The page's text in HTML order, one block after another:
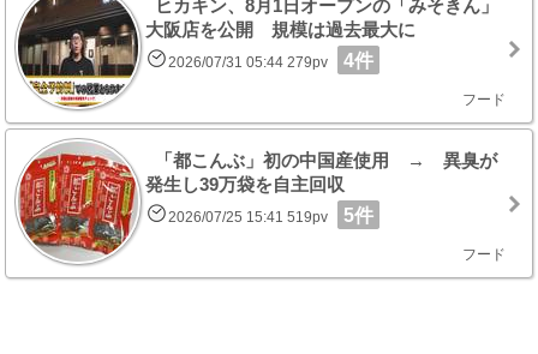
ヒカキン、8月1日オープンの「みそきん」
大阪店を公開 規模は過去最大に
2026/07/31 05:44 279pv 4件
フード
「都こんぶ」初の中国産使用 → 異臭が
発生し39万袋を自主回収
2026/07/25 15:41 519pv 5件
フード